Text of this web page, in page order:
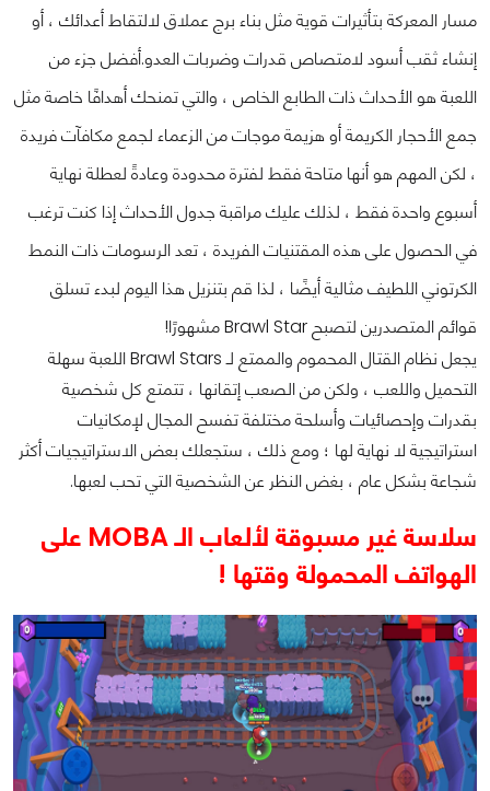
مسار المعركة بتأثيرات قوية مثل بناء برج عملاق لالتقاط أعدائك ، أو
إنشاء ثقب أسود لامتصاص قدرات وضربات العدو.أفضل جزء من
اللعبة هو الأحداث ذات الطابع الخاص ، والتي تمنحك أهدافًا خاصة مثل
جمع الأحجار الكريمة أو هزيمة موجات من الزعماء لجمع مكافآت فريدة
، لكن المهم هو أنها متاحة فقط لفترة محدودة وعادةً لعطلة نهاية
أسبوع واحدة فقط ، لذلك عليك مراقبة جدول الأحداث إذا كنت ترغب
في الحصول على هذه المقتنيات الفريدة ، تعد الرسومات ذات النمط
الكرتوني اللطيف مثالية أيضًا ، لذا قم بتنزيل هذا اليوم لبدء تسلق
قوائم المتصدرين لتصبح Brawl Star مشهورًا!
يجعل نظام القتال المحموم والممتع لـ Brawl Stars اللعبة سهلة
التحميل واللعب ، ولكن من الصعب إتقانها ، تتمتع كل شخصية
بقدرات وإحصائيات وأسلحة مختلفة تفسح المجال لإمكانيات
استراتيجية لا نهاية لها ؛ ومع ذلك ، ستجعلك بعض الاستراتيجيات أكثر
شجاعة بشكل عام ، بغض النظر عن الشخصية التي تحب لعبها.
سلاسة غير مسبوقة لألعاب الـ MOBA على
الهواتف المحمولة وقتها !